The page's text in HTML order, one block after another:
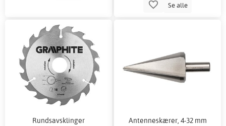
Se alle
Rundsavsklinger Antenneskærer, 4-32 mm